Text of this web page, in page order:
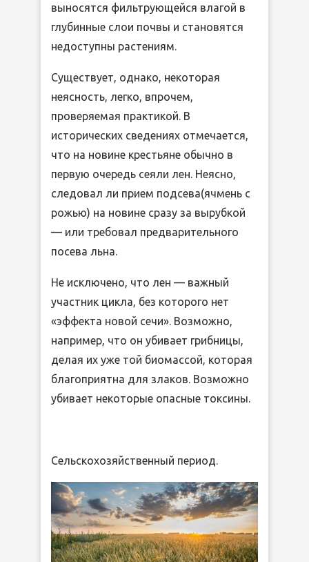
выносятся фильтрующейся влагой в
глубинные слои почвы и становятся
недоступны растениям.
Существует, однако, некоторая
неясность, легко, впрочем,
проверяемая практикой. В
исторических сведениях отмечается,
что на новине крестьяне обычно в
первую очередь сеяли лен. Неясно,
следовал ли прием подсева(ячмень с
рожью) на новине сразу за вырубкой
— или требовал предварительного
посева льна.
Не исключено, что лен — важный
участник цикла, без которого нет
«эффекта новой сечи». Возможно,
например, что он убивает грибницы,
делая их уже той биомассой, которая
благоприятна для злаков. Возможно
убивает некоторые опасные токсины.
Сельскохозяйственный период.